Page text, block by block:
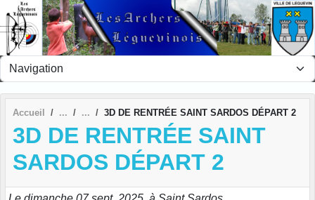
Accueil 3D DE RENTRÉE SAINT SARDOS DÉPART 2
3D DE RENTRÉE SAINT
SARDOS DÉPART 2
Panneau de gestion des cookies